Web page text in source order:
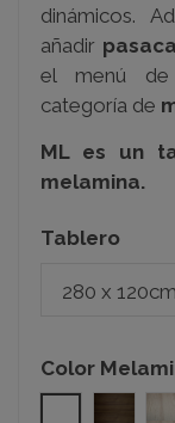
dinámicos.
añadir
el menú de
categoría de
ML es un
melamina.
Tablero
Color